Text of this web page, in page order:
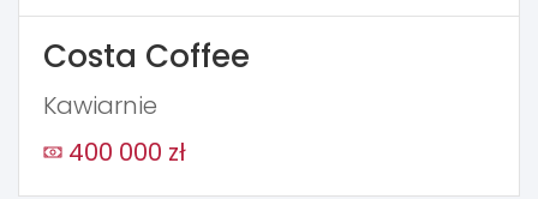
Costa Coffee
Kawiarnie
400 000 zł